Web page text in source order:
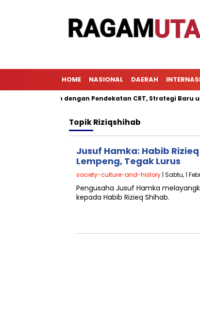
HOME NASIONAL DAERAH
dengan Pendekatan CRT, Strategi Baru
TopikRiziqshihab
Jusuf Hamka: Habib
Lempeng, Tegak Lurus
society-culture-and-history | Sabtu, 1
Pengusaha Jusuf Hamka
kepada Habib Rizieq Shihab.